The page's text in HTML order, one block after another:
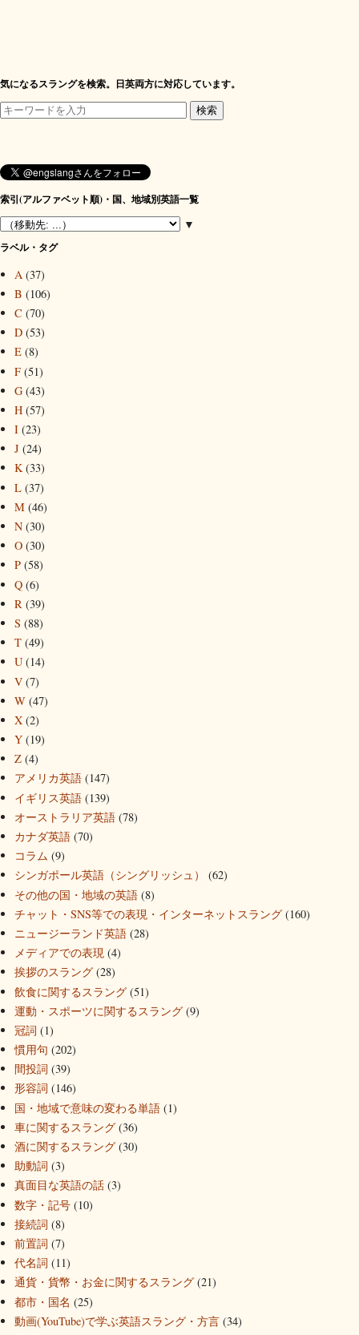
気になるスラングを検索。日英両方に対応しています。
索引(アルファベット順)・国、地域別英語一覧
▼
ラベル・タグ
A (37)
B (106)
C (70)
D (53)
E (8)
F (51)
G (43)
H (57)
I (23)
J (24)
K (33)
L (37)
M (46)
N (30)
O (30)
P (58)
Q (6)
R (39)
S (88)
T (49)
U (14)
V (7)
W (47)
X (2)
Y (19)
Z (4)
アメリカ英語 (147)
イギリス英語 (139)
オーストラリア英語 (78)
カナダ英語 (70)
コラム (9)
シンガポール英語（シングリッシュ）
(62)
その他の国・地域の英語 (8)
チャット・SNS等での表現・インターネットスラング (160)
ニュージーランド英語 (28)
メディアでの表現 (4)
挨拶のスラング (28)
飲食に関するスラング (51)
運動・スポーツに関するスラング (9)
冠詞 (1)
慣用句 (202)
間投詞 (39)
形容詞 (146)
国・地域で意味の変わる単語 (1)
車に関するスラング (36)
酒に関するスラング (30)
助動詞 (3)
真面目な英語の話 (3)
数字・記号 (10)
接続詞 (8)
前置詞 (7)
代名詞 (11)
通貨・貨幣・お金に関するスラング (21)
都市・国名 (25)
動画(YouTube)で学ぶ英語スラング・方言 (34)